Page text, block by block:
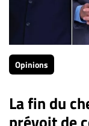
Opinions
La fin du